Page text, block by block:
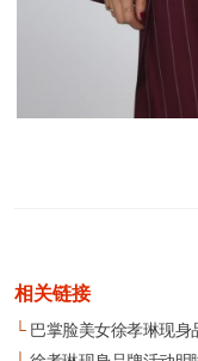
相关链接
└巴掌脸美女徐孝琳现身